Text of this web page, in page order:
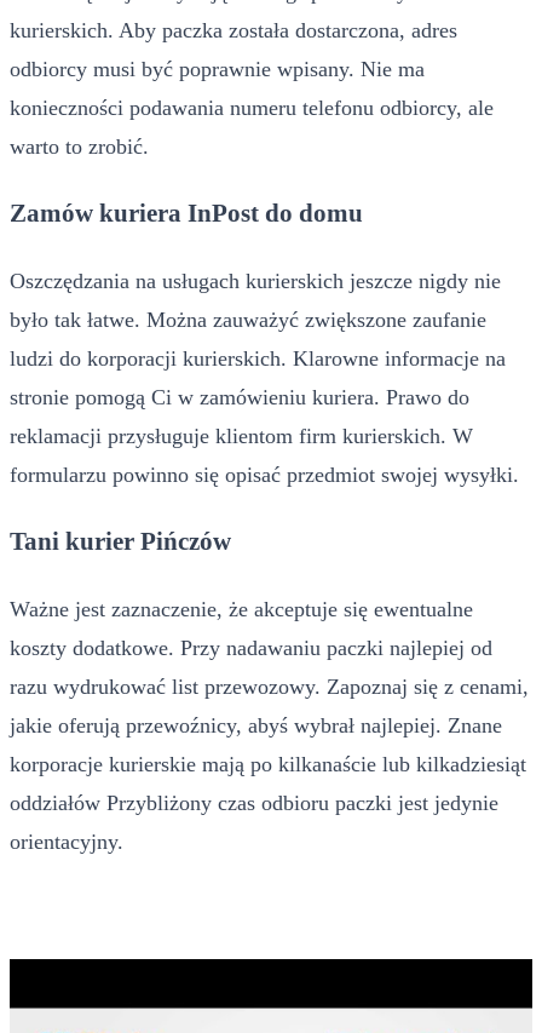
kurierskich. Aby paczka została dostarczona, adres
odbiorcy musi być poprawnie wpisany. Nie ma
konieczności podawania numeru telefonu odbiorcy, ale
warto to zrobić.
Zamów kuriera InPost do domu
Oszczędzania na usługach kurierskich jeszcze nigdy nie
było tak łatwe. Można zauważyć zwiększone zaufanie
ludzi do korporacji kurierskich. Klarowne informacje na
stronie pomogą Ci w zamówieniu kuriera. Prawo do
reklamacji przysługuje klientom firm kurierskich. W
formularzu powinno się opisać przedmiot swojej wysyłki.
Tani kurier Pińczów
Ważne jest zaznaczenie, że akceptuje się ewentualne
koszty dodatkowe. Przy nadawaniu paczki najlepiej od
razu wydrukować list przewozowy. Zapoznaj się z cenami,
jakie oferują przewoźnicy, abyś wybrał najlepiej. Znane
korporacje kurierskie mają po kilkanaście lub kilkadziesiąt
oddziałów Przybliżony czas odbioru paczki jest jedynie
orientacyjny.